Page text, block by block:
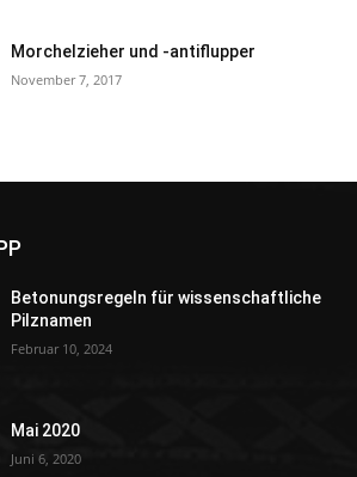
Morchelzieher und -antiflupper
November 7, 2017
Betonungsregeln für wissenschaftliche
Pilznamen
Februar 10, 2024
Mai 2020
Juni 6, 2020